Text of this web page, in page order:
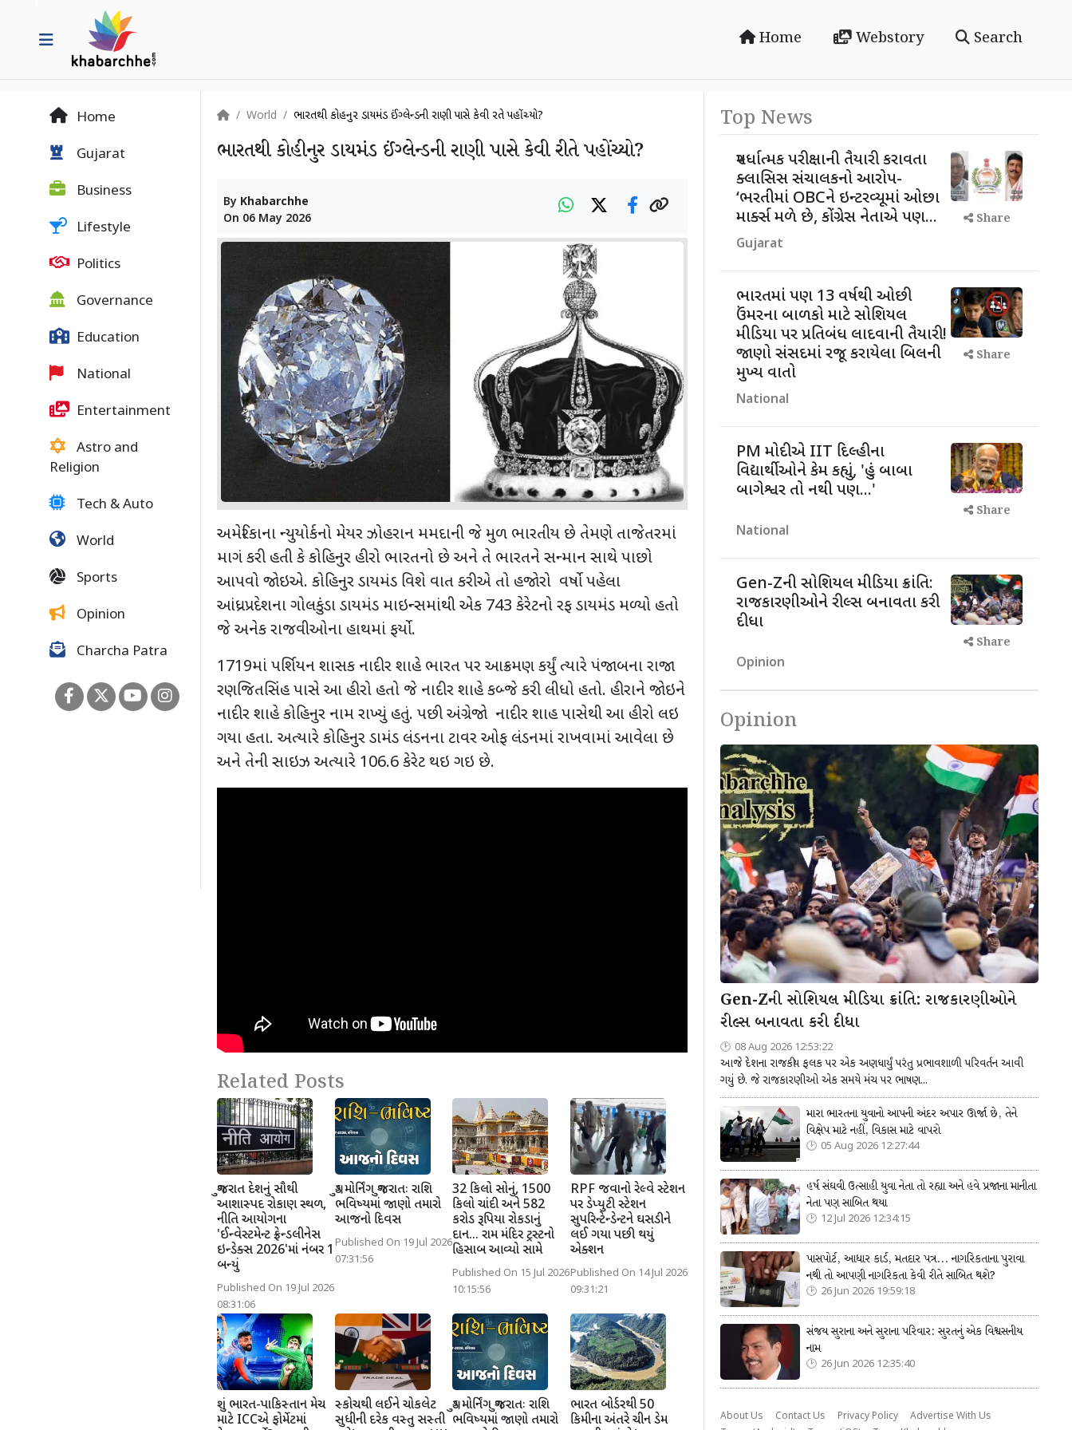
Home Webstory Search
Home
Gujarat
Business
Lifestyle
Politics
Governance
Education
National
Entertainment
Astro and
Religion
Tech & Auto
World
Sports
Opinion
Charcha Patra
World ભારતથી કોહીનુર ડાયમંડ ઈંગ્લેન્ડની રાણી પાસે કેવી રીતે પહોંચ્યો?
ભારતથી કોહીનુર ડાયમંડ ઈંગ્લેન્ડની રાણી પાસે કેવી રીતે પહોંચ્યો?
By Khabarchhe
On 06 May 2026
અમેરિકાના ન્યુયોર્કનો મેયર ઝોહરાન મમદાની જે મુળ ભારતીય છે તેમણે તાજેતરમાં
માગં કરી હતી કે કોહિનુર હીરો ભારતનો છે અને તે ભારતને સન્માન સાથે પાછો
આપવો જોઇએ. કોહિનુર ડાયમંડ વિશે વાત કરીએ તો હજોરો વર્ષો પહેલા
આંધ્રપ્રદેશના ગોલકુંડા ડાયમંડ માઇન્સમાંથી એક 743 કેરેટનો રફ ડાયમંડ મળ્યો હતો
જે અનેક રાજવીઓના હાથમાં ફર્યો.
1719માં પર્શિયન શાસક નાદીર શાહે ભારત પર આક્રમણ કર્યું ત્યારે પંજાબના રાજા
રણજિતસિંહ પાસે આ હીરો હતો જે નાદીર શાહે કબ્જે કરી લીધો હતો. હીરાને જોઇને
નાદીર શાહે કોહિનુર નામ રાખ્યું હતું. પછી અંગ્રેજો નાદીર શાહ પાસેથી આ હીરો લઇ
ગયા હતા. અત્યારે કોહિનુર ડામંડ લંડનના ટાવર ઓફ લંડનમાં રાખવામાં આવેલા છે
અને તેની સાઇઝ અત્યારે 106.6કેરેટ થઇ ગઇ છે.
Related Posts
ગુજરાત દેશનું સૌથી
આશાસ્પદ રોકાણ સ્થળ,
નીતિ આયોગના
'ઈન્વેસ્ટમેન્ટ ફ્રેન્ડલીનેસ
ઇન્ડેક્સ 2026'માં નંબર 1
બન્યું
Published On 19 Jul 2026
08:31:06
ગુડ મોર્નિંગ ગુજરાતઃ રાશિ
ભવિષ્યમાં જાણો તમારો
આજનો દિવસ
Published On 19 Jul 2026
07:31:56
32 કિલો સોનું, 1500
કિલો ચાંદી અને 582
કરોડ રૂપિયા રોકડાનું
દાન... રામ મંદિર ટ્રસ્ટનો
હિસાબ આવ્યો સામે
Published On 15 Jul 2026
10:15:56
RPF જવાનો રેલ્વે સ્ટેશન
પર ડેપ્યુટી સ્ટેશન
સુપરિન્ટેન્ડેન્ટને ઘસડીને
લઈ ગયા પછી થયું
એક્શન
Published On 14 Jul 2026
09:31:21
શું ભારત-પાકિસ્તાન મેચ
માટે ICCએ ફોર્મેટમાં
સ્કોચથી લઈને ચોકલેટ
સુધીની દરેક વસ્તુ સસ્તી
ગુડ મોર્નિંગ ગુજરાતઃ રાશિ
ભવિષ્યમાં જાણો તમારો
ભારત બોર્ડરથી 50
કિમીના અંતરે ચીન ડેમ
Top News
સ્પર્ધાત્મક પરીક્ષાની તૈયારી કરાવતા
ક્લાસિસ સંચાલકનો આરોપ-
‘ભરતીમાં OBCને ઇન્ટરવ્યૂમાં ઓછા
માર્ક્સ મળે છે, કોંગ્રેસ નેતાએ પણ...
Gujarat
Share
ભારતમાં પણ 13 વર્ષથી ઓછી
ઉંમરના બાળકો માટે સોશિયલ
મીડિયા પર પ્રતિબંધ લાદવાની તૈયારી!
જાણો સંસદમાં રજૂ કરાયેલા બિલની
મુખ્ય વાતો
National
Share
PM મોદીએ IIT દિલ્હીના
વિદ્યાર્થીઓને કેમ કહ્યું, 'હું બાબા
બાગેશ્વર તો નથી પણ...'
National
Share
Gen-Zની સોશિયલ મીડિયા ક્રાંતિ:
રાજકારણીઓને રીલ્સ બનાવતા કરી
દીધા
Opinion
Share
Opinion
Gen-Zની સોશિયલ મીડિયા ક્રાંતિ: રાજકારણીઓને
રીલ્સ બનાવતા કરી દીધા
08 Aug 2026 12:53:22
આજે દેશના રાજકીય ફલક પર એક અણધાર્યું પરંતુ પ્રભાવશાળી પરિવર્તન આવી
ગયું છે. જે રાજકારણીઓ એક સમયે મંચ પર ભાષણ...
મારા ભારતના યુવાનો આપની અંદર અપાર ઊર્જા છે, તેને
વિક્ષેપ માટે નહીં, વિકાસ માટે વાપરો
05 Aug 2026 12:27:44
હર્ષ સંઘવી ઉત્સાહી યુવા નેતા તો રહ્યા અને હવે પ્રજાના માનીતા
નેતા પણ સાબિત થયા
12 Jul 2026 12:34:15
પાસપોર્ટ, આધાર કાર્ડ, મતદાર પત્ર... નાગરિકતાના પુરાવા
નથી તો આપણી નાગરિકતા કેવી રીતે સાબિત થશે?
26 Jun 2026 19:59:18
સંજય સુરાના અને સુરાના પરિવાર: સુરતનું એક વિશ્વસનીય
નામ
26 Jun 2026 12:35:40
About Us Contact Us Privacy Policy
Advertise With Us